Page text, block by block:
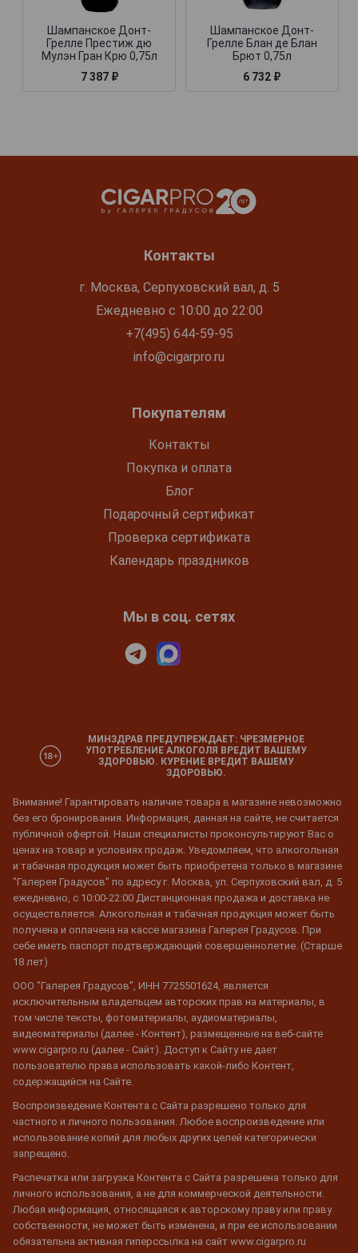
Шампанское Донт-
Грелле Престиж дю
Мулэн Гран Крю 0,75л
7 387 ₽
Шампанское Донт-
Грелле Блан де Блан
Брют 0,75л
6 732 ₽
Контакты
г. Москва, Серпуховский вал, д. 5
Ежедневно с 10:00 до 22:00
+7(495) 644-59-95
info@cigarpro.ru
Покупателям
Контакты
Покупка и оплата
Блог
Подарочный сертификат
Проверка сертификата
Календарь праздников
Мы в соц. сетях
МИНЗДРАВ ПРЕДУПРЕЖДАЕТ: ЧРЕЗМЕРНОЕ
УПОТРЕБЛЕНИЕ АЛКОГОЛЯ ВРЕДИТ ВАШЕМУ
ЗДОРОВЬЮ. КУРЕНИЕ ВРЕДИТ ВАШЕМУ
ЗДОРОВЬЮ.
Внимание! Гарантировать наличие товара в магазине невозможно
без его бронирования. Информация, данная на сайте, не считается
публичной офертой. Наши специалисты проконсультируют Вас о
ценах на товар и условиях продаж. Уведомляем, что алкогольная
и табачная продукция может быть приобретена только в магазине
"Галерея Градусов" по адресу г. Москва, ул. Серпуховский вал, д. 5
ежедневно, с 10:00-22:00 Дистанционная продажа и доставка не
осуществляется. Алкогольная и табачная продукция может быть
получена и оплачена на кассе магазина Галерея Градусов. При
себе иметь паспорт подтверждающий совершеннолетие. (Старше
18 лет)
ООО "Галерея Градусов", ИНН 7725501624, является
исключительным владельцем авторских прав на материалы, в
том числе тексты, фотоматериалы, аудиоматериалы,
видеоматериалы (далее - Контент), размещенные на веб-сайте
www.cigarpro.ru (далее - Сайт). Доступ к Сайту не дает
пользователю права использовать какой-либо Контент,
содержащийся на Сайте.
Воспроизведение Контента с Сайта разрешено только для
частного и личного пользования. Любое воспроизведение или
использование копий для любых других целей категорически
запрещено.
Распечатка или загрузка Контента с Сайта разрешена только для
личного использования, а не для коммерческой деятельности.
Любая информация, относящаяся к авторскому праву или праву
собственности, не может быть изменена, и при ее использовании
обязательна активная гиперссылка на сайт www.cigarpro.ru